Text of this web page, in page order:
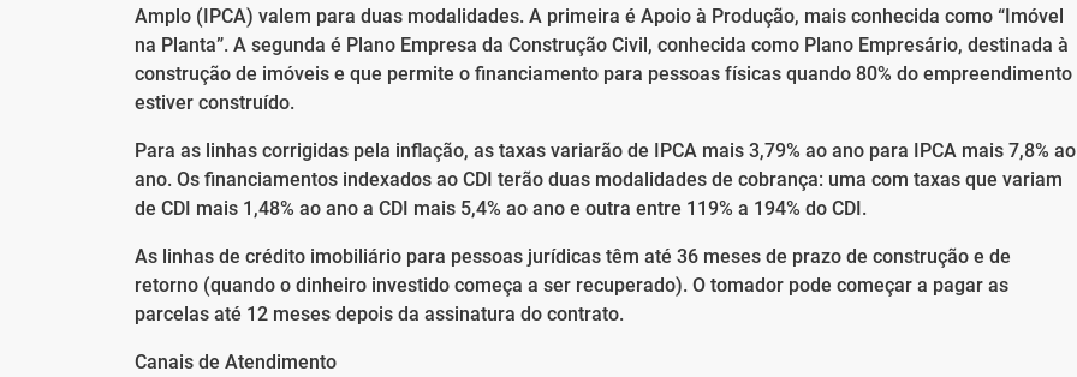
Amplo (IPCA) valem para duas modalidades. A primeira é Apoio à Produção, mais conhecida como “Imóvel
na Planta”. A segunda é Plano Empresa da Construção Civil, conhecida como Plano Empresário, destinada à
construção de imóveis e que permite o financiamento para pessoas físicas quando 80% do empreendimento
estiver construído.
Para as linhas corrigidas pela inflação, as taxas variarão de IPCA mais 3,79% ao ano para IPCA mais 7,8% ao
ano. Os financiamentos indexados ao CDI terão duas modalidades de cobrança: uma com taxas que variam
de CDI mais 1,48% ao ano a CDI mais 5,4% ao ano e outra entre 119% a 194% do CDI.
As linhas de crédito imobiliário para pessoas jurídicas têm até 36 meses de prazo de construção e de
retorno (quando o dinheiro investido começa a ser recuperado). O tomador pode começar a pagar as
parcelas até 12 meses depois da assinatura do contrato.
Canais de Atendimento